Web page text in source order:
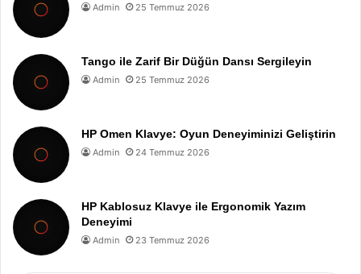
Admin 25 Temmuz 2026
Tango ile Zarif Bir Düğün Dansı Sergileyin
Admin 25 Temmuz 2026
HP Omen Klavye: Oyun Deneyiminizi Geliştirin
Admin 24 Temmuz 2026
HP Kablosuz Klavye ile Ergonomik Yazım
Deneyimi
Admin 23 Temmuz 2026